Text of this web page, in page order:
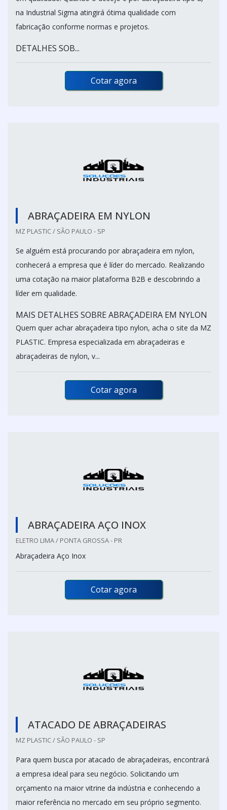
na Industrial Sigma atingirá ótima qualidade com
fabricação conforme normas e projetos.
DETALHES SOB...
Cotar agora
ABRAÇADEIRA EM NYLON
MZ PLASTIC / SÃO PAULO - SP
Se alguém está procurando por abraçadeira em nylon,
conhecerá a empresa que é líder do mercado. Realizando
uma cotação na maior plataforma B2B e descobrindo a
líder em qualidade.
MAIS DETALHES SOBRE ABRAÇADEIRA EM NYLON
Quem quer achar abraçadeira tipo nylon, acha o site da MZ
PLASTIC. Empresa especializada em abraçadeiras e
abraçadeiras de nylon, v...
Cotar agora
ABRAÇADEIRA AÇO INOX
ELETRO LIMA / PONTA GROSSA - PR
Abraçadeira Aço Inox
Cotar agora
ATACADO DE ABRAÇADEIRAS
MZ PLASTIC / SÃO PAULO - SP
Para quem busca por atacado de abraçadeiras, encontrará
a empresa ideal para seu negócio. Solicitando um
orçamento na maior vitrine da indústria e conhecendo a
maior referência no mercado em seu próprio segmento.